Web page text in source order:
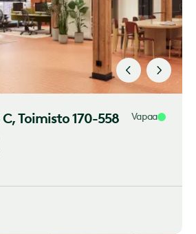
, Toimisto 170-558
Vapaa